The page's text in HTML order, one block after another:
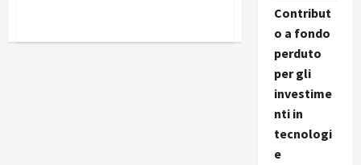
Contribut
o a fondo
perduto
per gli
investime
nti in
tecnologi
e